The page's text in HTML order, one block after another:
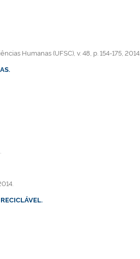
Humanas (UFSC), v. 48, p. 154-175, 2014.